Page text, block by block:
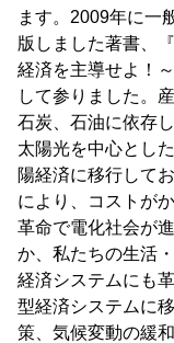
ます。2009年に一
版しました著書、
経済を主導せよ！
して参りました。
石炭、石油に依存
太陽光を中心とし
陽経済に移行して
により、コストが
革命で電化社会が
か、私たちの生活
経済システムにも
型経済システムに
策、気候変動の緩